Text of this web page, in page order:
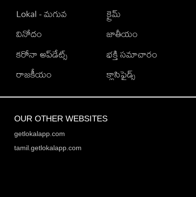
Lokal - మగువ
వినోదం
కరోనా అప్‌డేట్స్
రాజకీయం
క్రైమ్
జాతీయం
భక్తి సమాచారం
క్లాసిఫైడ్స్
OUR OTHER WEBSITES
getlokalapp.com
tamil.getlokalapp.com